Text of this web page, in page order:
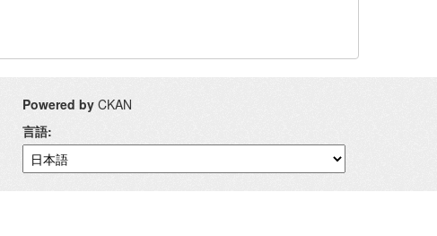
Powered by CKAN
言語